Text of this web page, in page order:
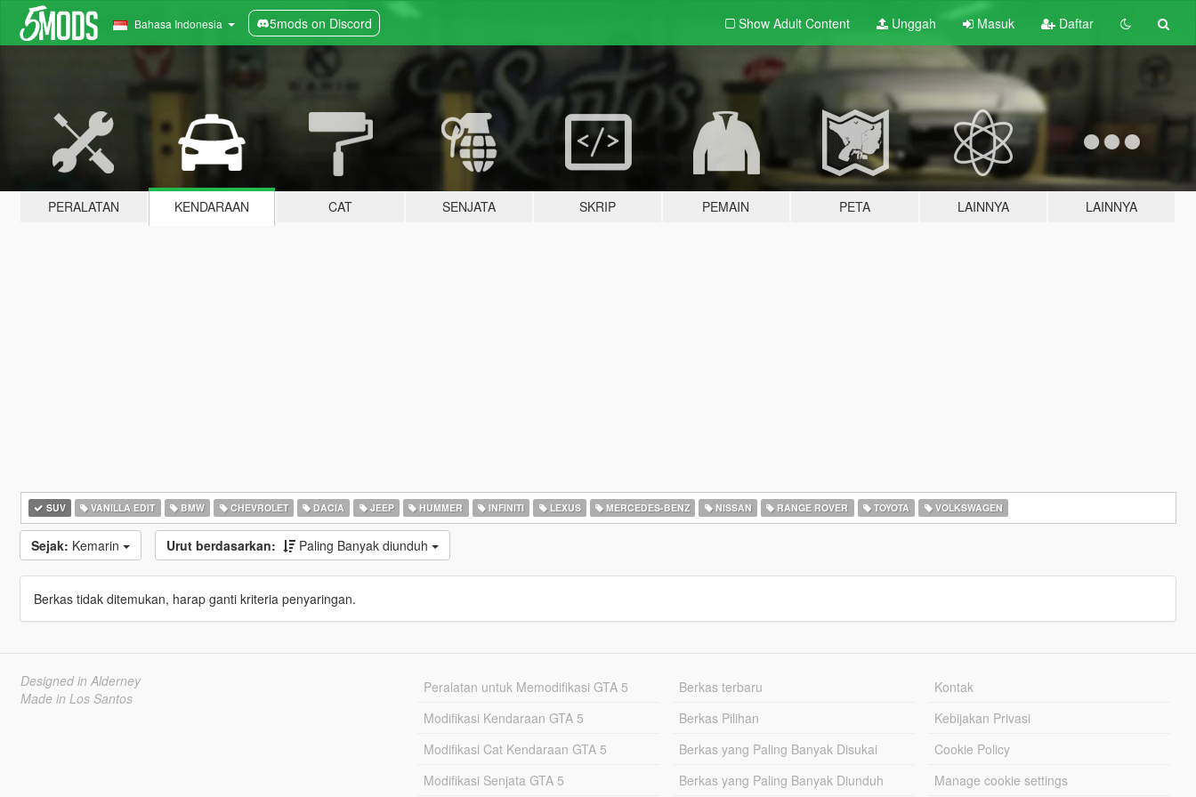
Bahasa Indonesia 5mods on Discord Show Adult Content Unggah Masuk Daftar
PERALATAN KENDARAAN CAT SENJATA SKRIP PEMAIN PETA LAINNYA LAINNYA
SUV VANILLA EDIT BMW CHEVROLET DACIA JEEP HUMMER INFINITI LEXUS MERCEDES-BENZ NISSAN RANGE ROVER TOYOTA VOLKSWAGEN
Sejak: Kemarin Urut berdasarkan: Paling Banyak diunduh
Berkas tidak ditemukan, harap ganti kriteria penyaringan.
Designed in Alderney
Made in Los Santos
Peralatan untuk Memodifikasi GTA 5
Modifikasi Kendaraan GTA 5
Modifikasi Cat Kendaraan GTA 5
Modifikasi Senjata GTA 5
Berkas terbaru
Berkas Pilihan
Berkas yang Paling Banyak Disukai
Berkas yang Paling Banyak Diunduh
Kontak
Kebijakan Privasi
Cookie Policy
Manage cookie settings